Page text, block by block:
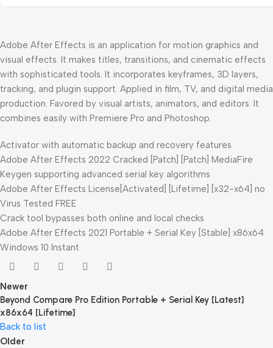
Adobe After Effects is an application for motion graphics and
visual effects. It makes titles, transitions, and cinematic effects
with sophisticated tools. It incorporates keyframes, 3D layers,
tracking, and plugin support. Applied in film, TV, and digital media
production. Favored by visual artists, animators, and editors. It
combines easily with Premiere Pro and Photoshop.
Activator with automatic backup and recovery features
Adobe After Effects 2022 Cracked [Patch] [Patch] MediaFire
Keygen supporting advanced serial key algorithms
Adobe After Effects License[Activated] [Lifetime] [x32-x64] no
Virus Tested FREE
Crack tool bypasses both online and local checks
Adobe After Effects 2021 Portable + Serial Key [Stable] x86x64
Windows 10 Instant
Newer
Beyond Compare Pro Edition Portable + Serial Key [Latest]
x86x64 [Lifetime]
Back to list
Older